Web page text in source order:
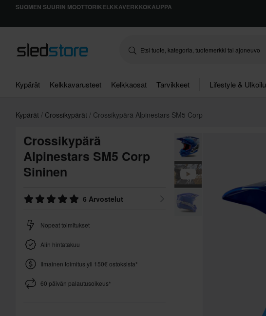
SUOMEN SUURIN MOOTTORIKELKKAVERKKOKAUPPA
Kypärät Kelkkavarusteet Kelkkaosat Tarvikkeet Lifestyle & Ulkoilu
Kypärät Crossikypärät Crossikypärä Alpinestars SM5 Corp
Crossikypärä
Alpinestars SM5 Corp
Sininen
6 Arvostelut
Nopeat toimitukset
Alin hintatakuu
Ilmainen toimitus yli 150€ ostoksista*
60 päivän palautusoikeus*